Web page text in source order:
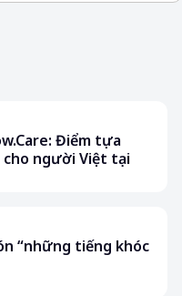
Điểm tựa
người Việt tại
“những tiếng khóc